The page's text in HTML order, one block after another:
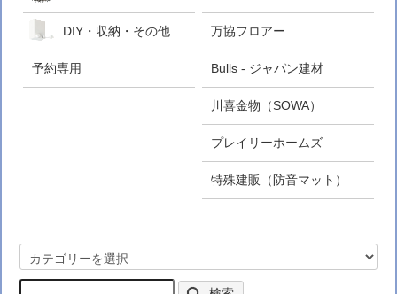
DIY・収納・その他
予約専用
万協フロアー
Bulls - ジャパン建材
川喜金物（SOWA）
プレイリーホームズ
特殊建販（防音マット）